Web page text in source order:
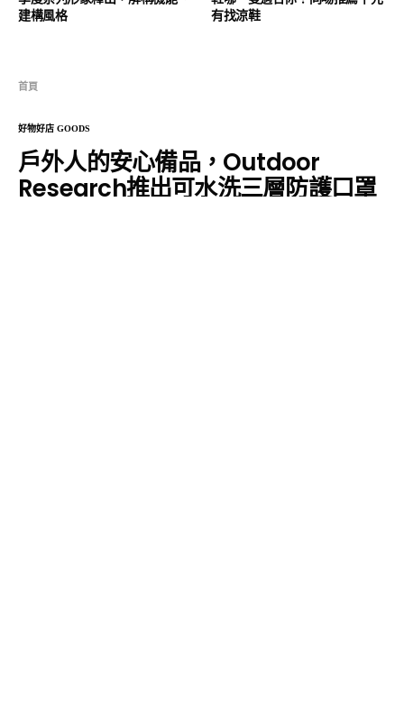
建構風格
有找涼鞋
首頁
好物好店 GOODS
戶外人的安心備品，Outdoor
Research推出可水洗三層防護口罩